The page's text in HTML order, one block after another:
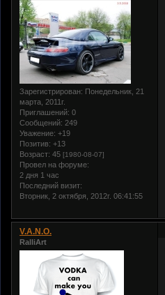
Зарегистрирован: Понедельник, 21
марта, 2011г.
Приглашений: 0
Сообщений: 249
Уважение: +19
Позитив: +13
Возраст: 45 [1980-08-07]
Провел на форуме:
2 дня 1 час
Последний визит:
Вторник, 2 октября, 2012г. 06:41:55
V.A.N.O.
RalliArt